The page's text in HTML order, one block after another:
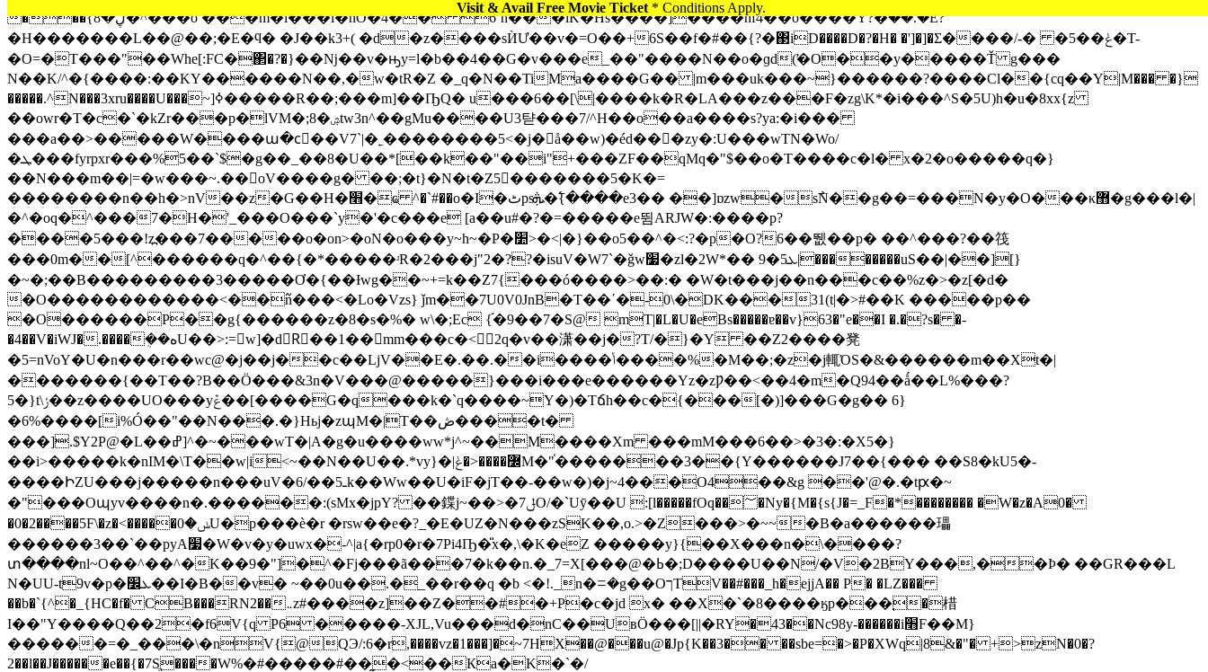
���{ڸ�8�^���o ���m�i���l�nO�4�� 6`h���lK�Hs����]����hf4��o����Ϋ?�ؑ��.�E?
�H�������L��@��;�E�ϥ� �J��k3+( �d�z����sЍƯ��v�=O��+6S��f�#��{?�΃iD����D�?�H� �']�]�Σ����/-� �5��ݟ�T-
�O=�T���"��Wһe[:FC�΂�?�}��ǋ��v�ԣy=l�b��4��G�v���e_��"����N��o�ɡd(̛�O��y�����Ť g���
N��K/^�{����:��KY������N��,�w�tR�Z �_q�N��TiMa����G�� |m���uk���~}������?����Cl��{cԛ��Y|M��� �}
�����.^N���3xru����U���~]ߦ�����R��;���m]��ҦQ� u���6��[\|����k�R�LA���z���F�zg\K*�i���^S�5U)h�u�8xx{z
��owr�T�c�`�kZr���p�lVM�;8�ۺtw3n^��gMu����U3탿���7/^H��o��a����s?ya:�i���
���a��>�����W����ա�cٰ��V7`|�˿��������5<�j�å��w)�éd���zy�:U���wTN�Wo/
�ܛ���fyrpxr���%5��`$�g��_��8�U��*[��k��"��i"+���ZF��qMq�"$��o�T����c�l� x�2�o�����q�}
��N���m��|=�w���~.��oV����g� ��;�t}�N�t�Z5�������5�K�=
��������n��h�>nV��z�G��H�׫�ҩ ^�`#��o�I�ٹpsܞ�߱{����e3�� ��]ɒzw�s߯N��g��=���N�y�O���κ޻�g���l�|
�^�oq�^���7�H�'_���O���`y�'�c���e [a��u#�?�=�����e뜀ARJW�:����p?
����5���!z߽���7�����o�on>�οN�o���y~h~�P�׺>�<|�}��o5��^�<:?�p�O?6��뛦��p� ��^���?��筏
���0m��[^������q�^��{�*�����ʴR�2���j"2�??�isuV�W7`�ǧw׷�zl�2W*�� ܥ5�9|��������uS��|��][}
�~�;��B���������3�����Ơ�{��Ɨwg��~+=k��Z7{���ó����>��:� �W�t���ϳ��n���c��%z�>�z[�d�
�O������������<��߬n���<�Lo�Vzs} ǰm��7U0V0JnB�T��ʹ�-0\�DK���31(t|�>#��K �����p��
�O������P��g{������z�8�s�%� w\�;Ec {֬�9��7�S@ mT|�L�U�eBs�����ɐ��v}63�"e��I �.�?s� �-
�4��V�iWJ�.����ܴ��هU��>:=w]�dRٌ��1��mm���c�<2q�v��潇��j�?T/�}�Y ��Z2����凳
�5=nVoY�U�n���r��wc@�j��j��c��LjV��E�.��.��i����ݳ����%�M��;�z�j輒ΌS�&������m��Xt�|
�������{��T��?B��Ӧ���&3n�V���@�����}���i���e������Yz�zǷ��<��4�m�Q94��ǻ��L%���?
5�}t\ݬ��z����UO���yݞ��[����G�q���k�`q����~Y�)�Tճh��c�{���[�)]���G�g�� 6}
�6%����[i%Ó��"��N���.�}Hьj�zպM�|T��ڞ����t�
���].$Y2P@�L��ߝ]^�~���wT�|A�g�u����ww*j^~��M����Xm ���mM���6��>�3�:�X5�}
��i>�����k�nIM�\T��w|i<~��N��U��.*vy}�|߼����<�ݟM�"֫�������3��{Y������J7��{��� ��S8�kU5�-
����ԻZU���j�����n���uV�6/��5ـk��Ww��U�iF�jT��-��w�)�j~4���O4��&g ��'@�.�tԗ�~
�"���Oպyv����n�.������:(sMx�jpY? ��鍱j~��>�ݪ7O/�`Uӯ��U :[l�����fOq��؅�Ny�{M�{s{J�=_F�*�������� �W�z�A0�
�0�2����5F\�z�<�����ݭ�0U�p���ѐ�r �rsw��e�?_�E�UZ�N���zSK��,o.>�Z���>�~~�B�a������瓃
������3��`��pyA׷�W�v�y�uwx�-^|a{�rp0�r�7Pi4Ҧ�̎x�,\�K�eZ �����y}{��X���n�\����?
տ����nl~O��^��^�K��9�"]�^�Fj���ã���7�k��n.�_7=X[���@�ߕ�;D����U��N/�V�2BY���,��Ϸ� ��GR���L
N�UU-t9v�p�ܥ׼��I�B��v� ~��0u��.�_��r��q �b <�!._n�ꘌ�g��OךTV��#���_h�ejjA�� P� �LZ���
��b�`{^�_{HC�f� CB���RN2��܅z#����z]��Z��#�+P�c�jd x� ��X�`�8����ӄp���֚�棤
I��"Y����Q��2�f6V{q P6 �����-XJL,Vu���d�nC��UвӦ���[||�RY�43��Nc98y-������i׫F��M}
������=�_���\�nV{@QЭ/:6�r,����vz�1���]�~7HX��@���u@�Jp{K��3�� ��sbe=�>�P�XWq|8&�"� +>zN�0�?
2��l��J������e��{�7Sֱ����W%�#�����#��̰�<��Кa�K�`�/
Visit & Avail Free Movie Ticket * Conditions Apply.